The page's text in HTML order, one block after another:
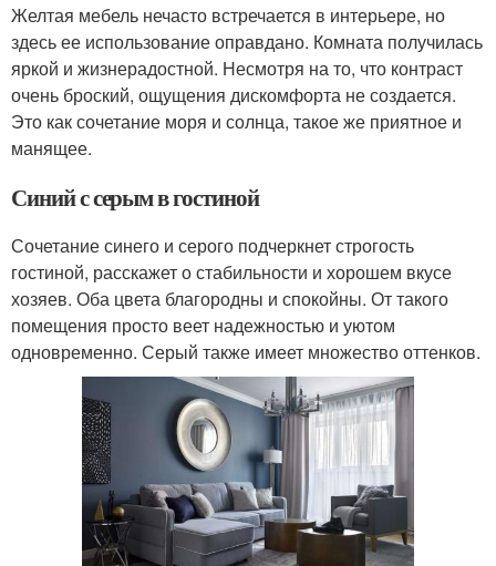
Желтая мебель нечасто встречается в интерьере, но
здесь ее использование оправдано. Комната получилась
яркой и жизнерадостной. Несмотря на то, что контраст
очень броский, ощущения дискомфорта не создается.
Это как сочетание моря и солнца, такое же приятное и
манящее.
Синий с серым в гостиной
Сочетание синего и серого подчеркнет строгость
гостиной, расскажет о стабильности и хорошем вкусе
хозяев. Оба цвета благородны и спокойны. От такого
помещения просто веет надежностью и уютом
одновременно. Серый также имеет множество оттенков.